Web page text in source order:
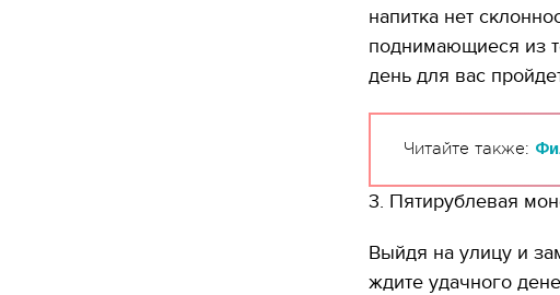
напитка нет
поднимающиеся из
день для вас
Читайте также:
3. Пятирублевая
Выйдя на улицу и
ждите удачного